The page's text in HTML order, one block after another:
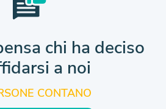
chi ha deciso
a noi
CONTANO